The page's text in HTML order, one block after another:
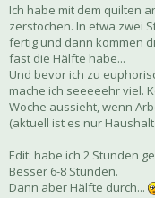
Ich habe mit dem quilten
zerstochen. In etwa zwei
fertig und dann kommen
fast die Hälfte habe...
Und bevor ich zu
mache ich seeeeehr viel.
Woche aussieht, wenn
(aktuell ist es nur
Edit: habe ich 2 Stunden
Besser 6-8 Stunden.
Dann aber Hälfte durch...